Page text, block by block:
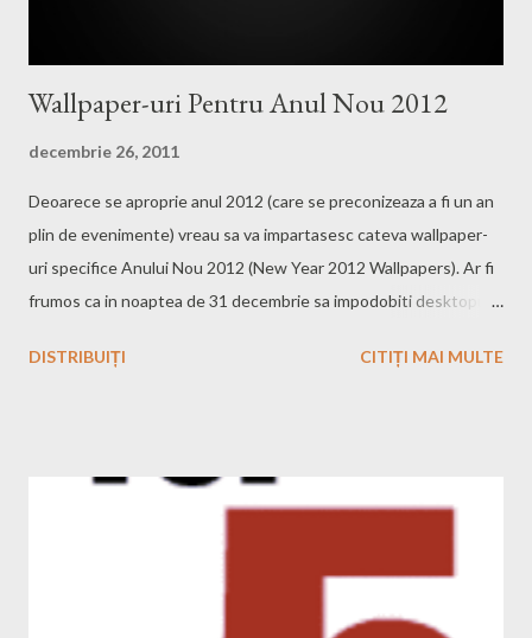
Wallpaper-uri Pentru Anul Nou 2012
decembrie 26, 2011
Deoarece se aproprie anul 2012 (care se preconizeaza a fi un an
plin de evenimente) vreau sa va impartasesc cateva wallpaper-
uri specifice Anului Nou 2012 (New Year 2012 Wallpapers). Ar fi
frumos ca in noaptea de 31 decembrie sa impodobiti desktopul
DISTRIBUIȚI
CITIȚI MAI MULTE